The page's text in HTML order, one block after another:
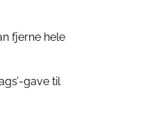
fjerne hele
gave til